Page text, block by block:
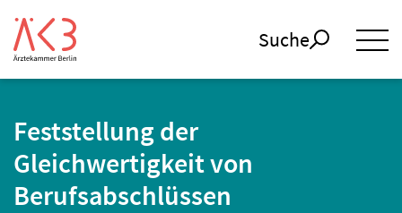
Suche
Feststellung der
Gleichwertigkeit von
Berufsabschlüssen